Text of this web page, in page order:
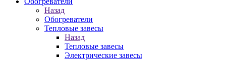
Назад
Обогреватели
Тепловые завесы
Назад
Тепловые завесы
Электрические завесы